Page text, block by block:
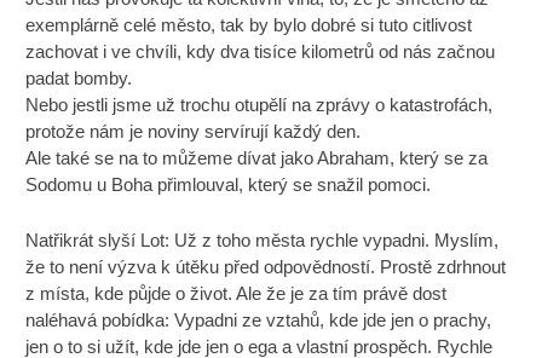
exemplárně celé město, tak by bylo dobré si tuto citlivost
zachovat i ve chvíli, kdy dva tisíce kilometrů od nás začnou
padat bomby.
Nebo jestli jsme už trochu otupělí na zprávy o katastrofách,
protože nám je noviny servírují každý den.
Ale také se na to můžeme dívat jako Abraham, který se za
Sodomu u Boha přimlouval, který se snažil pomoci.
Natřikrát slyší Lot: Už z toho města rychle vypadni. Myslím,
že to není výzva k útěku před odpovědností. Prostě zdrhnout
z místa, kde půjde o život. Ale že je za tím právě dost
naléhavá pobídka: Vypadni ze vztahů, kde jde jen o prachy,
jen o to si užít, kde jde jen o ega a vlastní prospěch. Rychle